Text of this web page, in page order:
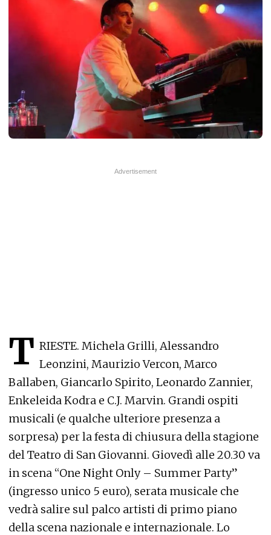
T RIESTE. Michela Grilli, Alessandro
Leonzini, Maurizio Vercon, Marco
Ballaben, Giancarlo Spirito, Leonardo Zannier,
Enkeleida Kodra e C.J. Marvin. Grandi ospiti
musicali (e qualche ulteriore presenza a
sorpresa) per la festa di chiusura della stagione
del Teatro di San Giovanni. Giovedì alle 20.30 va
in scena “One Night Only – Summer Party”
(ingresso unico 5 euro), serata musicale che
vedrà salire sul palco artisti di primo piano
della scena nazionale e internazionale. Lo